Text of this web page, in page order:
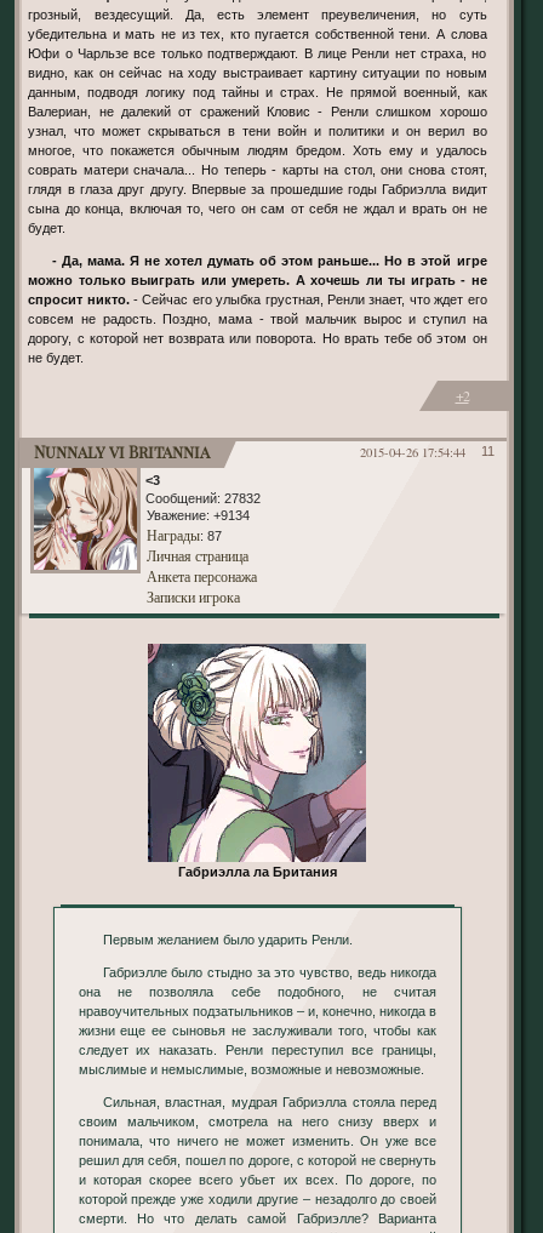
грозный, вездесущий. Да, есть элемент преувеличения, но суть
убедительна и мать не из тех, кто пугается собственной тени. А слова
Юфи о Чарльзе все только подтверждают. В лице Ренли нет страха, но
видно, как он сейчас на ходу выстраивает картину ситуации по новым
данным, подводя логику под тайны и страх. Не прямой военный, как
Валериан, не далекий от сражений Кловис - Ренли слишком хорошо
узнал, что может скрываться в тени войн и политики и он верил во
многое, что покажется обычным людям бредом. Хоть ему и удалось
соврать матери сначала... Но теперь - карты на стол, они снова стоят,
глядя в глаза друг другу. Впервые за прошедшие годы Габриэлла видит
сына до конца, включая то, чего он сам от себя не ждал и врать он не
будет.
- Да, мама. Я не хотел думать об этом раньше... Но в этой игре
можно только выиграть или умереть. А хочешь ли ты играть - не
спросит никто.- Сейчас его улыбка грустная, Ренли знает, что ждет его
совсем не радость. Поздно, мама - твой мальчик вырос и ступил на
дорогу, с которой нет возврата или поворота. Но врать тебе об этом он
не будет.
+2
11
2015-04-26 17:54:44
Nunnaly vi Britannia
<3
Сообщений: 27832
Уважение: +9134
Награды: 87
Личная страница
Анкета персонажа
Записки игрока
Габриэлла ла Британия
Первым желанием было ударить Ренли.
Габриэлле было стыдно за это чувство, ведь никогда
она не позволяла себе подобного, не считая
нравоучительных подзатыльников – и, конечно, никогда в
жизни еще ее сыновья не заслуживали того, чтобы как
следует их наказать. Ренли переступил все границы,
мыслимые и немыслимые, возможные и невозможные.
Сильная, властная, мудрая Габриэлла стояла перед
своим мальчиком, смотрела на него снизу вверх и
понимала, что ничего не может изменить. Он уже все
решил для себя, пошел по дороге, с которой не свернуть
и которая скорее всего убьет их всех. По дороге, по
которой прежде уже ходили другие – незадолго до своей
смерти. Но что делать самой Габриэлле? Варианта